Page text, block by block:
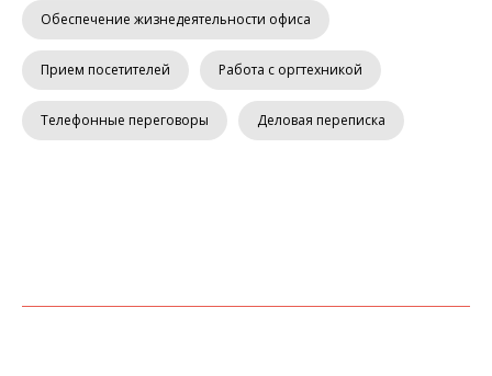
Обеспечение жизнедеятельности офиса
Прием посетителей Работа с оргтехникой
Телефонные переговоры Деловая переписка